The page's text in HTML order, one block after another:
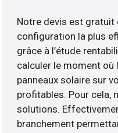
Notre devis est gratuit
configuration la plus
grâce à l’étude
calculer le moment où
panneaux solaire sur
profitables. Pour cela,
solutions.
branchement